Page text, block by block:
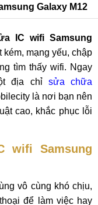
Galaxy M12
IC wifi Samsung
kém, mạng yếu, chập
tìm thấy wifi. Ngay
địa chỉ sửa chữa
là nơi bạn nên
cao, khắc phục lỗi
wifi Samsung
vô cùng khó chịu,
để làm việc hay